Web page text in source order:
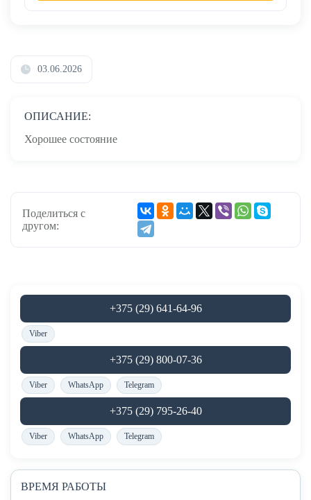
03.06.2026
ОПИСАНИЕ:
Хорошее состояние
Поделиться с
другом:
+375 (29) 641-64-96
Viber
+375 (29) 800-07-36
Viber WhatsApp Telegram
+375 (29) 795-26-40
Viber WhatsApp Telegram
ВРЕМЯ РАБОТЫ